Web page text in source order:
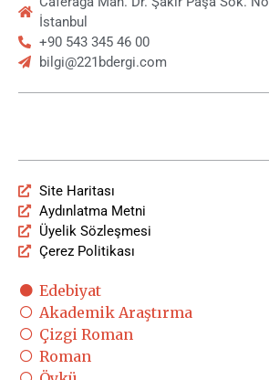
İstanbul
+90 543 345 46 00
bilgi@221bdergi.com
Site Haritası
Aydınlatma Metni
Üyelik Sözleşmesi
Çerez Politikası
Edebiyat
Akademik Araştırma
Çizgi Roman
Roman